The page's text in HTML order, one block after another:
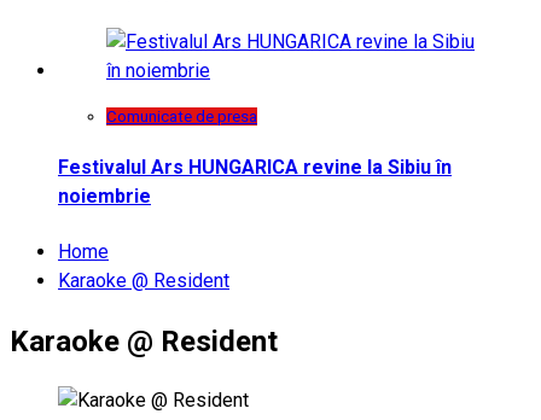
Comunicate de presa
Festivalul Ars HUNGARICA revine la Sibiu în
noiembrie
Home
Karaoke @ Resident
Karaoke @ Resident